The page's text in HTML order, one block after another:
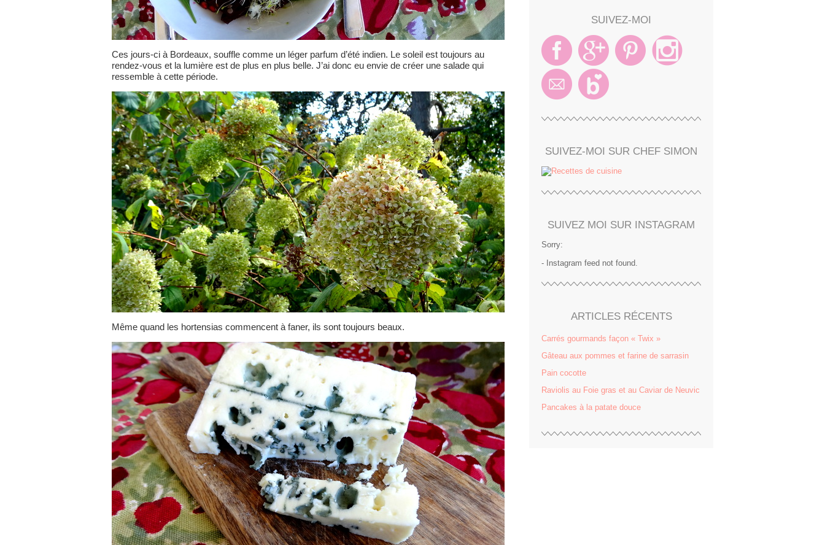
Ces jours-ci à Bordeaux, souffle comme un léger parfum d’été indien. Le soleil est toujours au
rendez-vous et la lumière est de plus en plus belle. J’ai donc eu envie de créer une salade qui
ressemble à cette période.
Même quand les hortensias commencent à faner, ils sont toujours beaux.
SUIVEZ-MOI
SUIVEZ-MOI SUR CHEF SIMON
SUIVEZ MOI SUR INSTAGRAM
Sorry:
- Instagram feed not found.
ARTICLES RÉCENTS
Carrés gourmands façon « Twix »
Gâteau aux pommes et farine de sarrasin
Pain cocotte
Raviolis au Foie gras et au Caviar de Neuvic
Pancakes à la patate douce